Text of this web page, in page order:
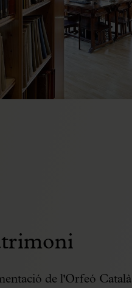
de l'Orfeó Català